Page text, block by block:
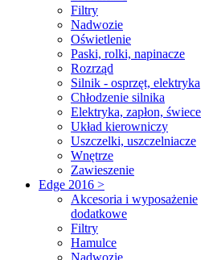
Filtry
Nadwozie
Oświetlenie
Paski, rolki, napinacze
Rozrząd
Silnik - osprzęt, elektryka
Chłodzenie silnika
Elektryka, zapłon, świece
Układ kierowniczy
Uszczelki, uszczelniacze
Wnętrze
Zawieszenie
Edge 2016 >
Akcesoria i wyposażenie
dodatkowe
Filtry
Hamulce
Nadwozie